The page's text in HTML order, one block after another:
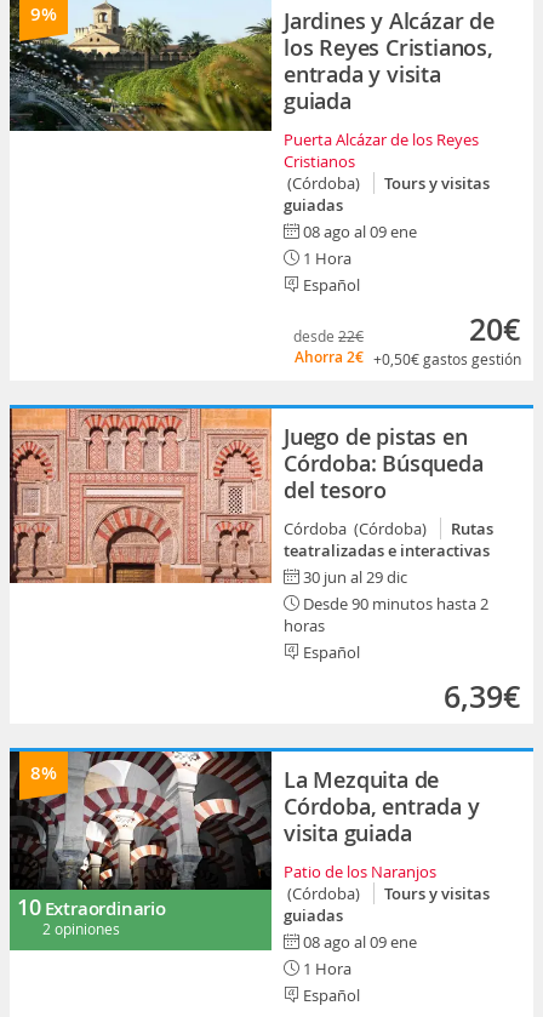
9%
Jardines y Alcázar de
los Reyes Cristianos,
entrada y visita
guiada
Puerta Alcázar de los Reyes
Cristianos
(Córdoba)
Tours y visitas
guiadas
08 ago al 09 ene
1 Hora
Español
desde 22€
Ahorra 2€
20€
+0,50€gastos gestión
Juego de pistas en
Córdoba: Búsqueda
del tesoro
Córdoba (Córdoba)
Rutas
teatralizadas e interactivas
30 jun al 29 dic
Desde 90 minutos hasta 2
horas
Español
6,39€
8%
10 Extraordinario
2 opiniones
La Mezquita de
Córdoba, entrada y
visita guiada
Patio de los Naranjos
(Córdoba)
Tours y visitas
guiadas
08 ago al 09 ene
1 Hora
Español